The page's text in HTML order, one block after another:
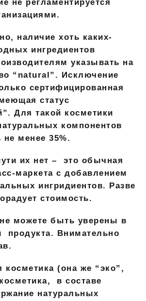
не регламентируется
наличие хоть каких-
ингредиентов
указывать на
“natural”. Исключение
сертифицированная
статус
Для такой косметики
компонентов
менее 35%.
их нет – это обычная
маркета с добавлением
ингридиентов. Разве
стоимость.
можете быть уверены в
продукта. Внимательно
косметика (она же “эко”,
в составе
натуральных